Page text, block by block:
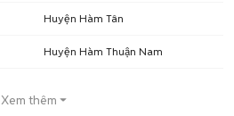
Huyện Hàm Tân
Huyện Hàm Thuận Nam
Xem thêm